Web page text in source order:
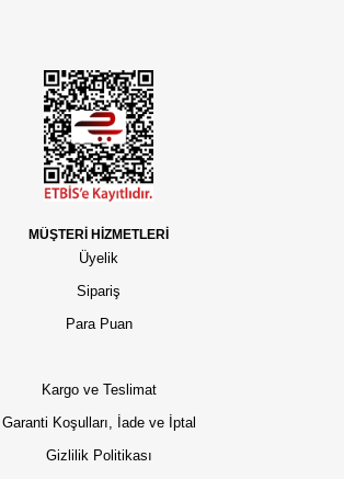
MÜŞTERİ HİZMETLERİ
Üyelik
Sipariş
Para Puan
Kargo ve Teslimat
Garanti Koşulları, İade ve İptal
Gizlilik Politikası